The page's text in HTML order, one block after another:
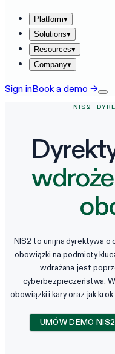
Platform▾
Solutions▾
Resources▾
Company▾
Sign inBook a demo →
NIS2 ·
NIS2 to unijna dyrektywa
obowiązki na podmioty
wdrażana jest
cyberbezpieczeństwa.
obowiązki i kary oraz jak
UMÓW DEMO NIS2